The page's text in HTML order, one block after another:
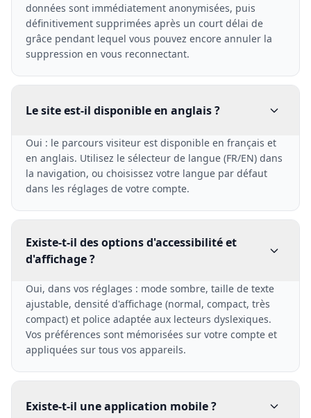
données sont immédiatement anonymisées, puis
définitivement supprimées après un court délai de
grâce pendant lequel vous pouvez encore annuler la
suppression en vous reconnectant.
Le site est-il disponible en anglais ?
Oui : le parcours visiteur est disponible en français et
en anglais. Utilisez le sélecteur de langue (FR/EN) dans
la navigation, ou choisissez votre langue par défaut
dans les réglages de votre compte.
Existe-t-il des options d'accessibilité et
d'affichage ?
Oui, dans vos réglages : mode sombre, taille de texte
ajustable, densité d'affichage (normal, compact, très
compact) et police adaptée aux lecteurs dyslexiques.
Vos préférences sont mémorisées sur votre compte et
appliquées sur tous vos appareils.
Existe-t-il une application mobile ?